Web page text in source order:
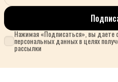
Нажимая «Подписаться», вы даете
персональных данных в целях
рассылки